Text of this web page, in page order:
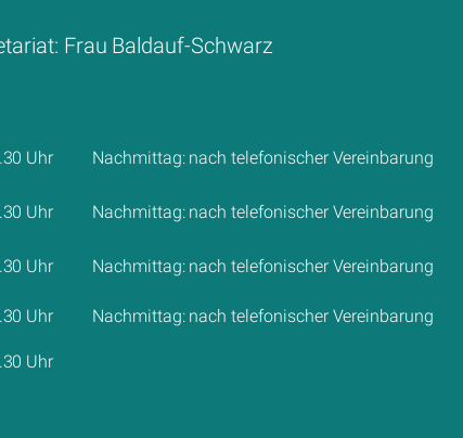
Frau Baldauf-Schwarz
Uhr Nachmittag: nach telefonischer Vereinbarung
Uhr Nachmittag: nach telefonischer Vereinbarung
Uhr Nachmittag: nach telefonischer Vereinbarung
Uhr Nachmittag: nach telefonischer Vereinbarung
Uhr